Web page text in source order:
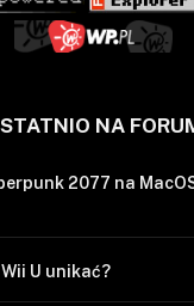
NA
2077 na
U unikać?